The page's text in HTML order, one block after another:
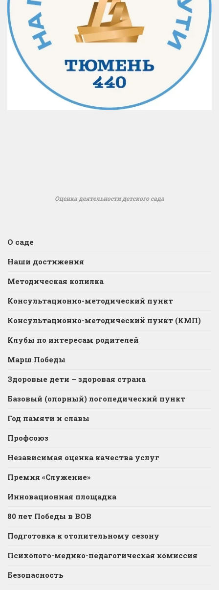
Оценка деятельности детского сада
О саде
Наши достижения
Методическая копилка
Консультационно-методический пункт
Консультационно-методический пункт (КМП)
Клубы по интересам родителей
Марш Победы
Здоровые дети – здоровая страна
Базовый (опорный) логопедический пункт
Год памяти и славы
Профсоюз
Независимая оценка качества услуг
Премия «Служение»
Инновационная площадка
80 лет Победы в ВОВ
Подготовка к отопительному сезону
Психолого-медико-педагогическая комиссия
Безопасность